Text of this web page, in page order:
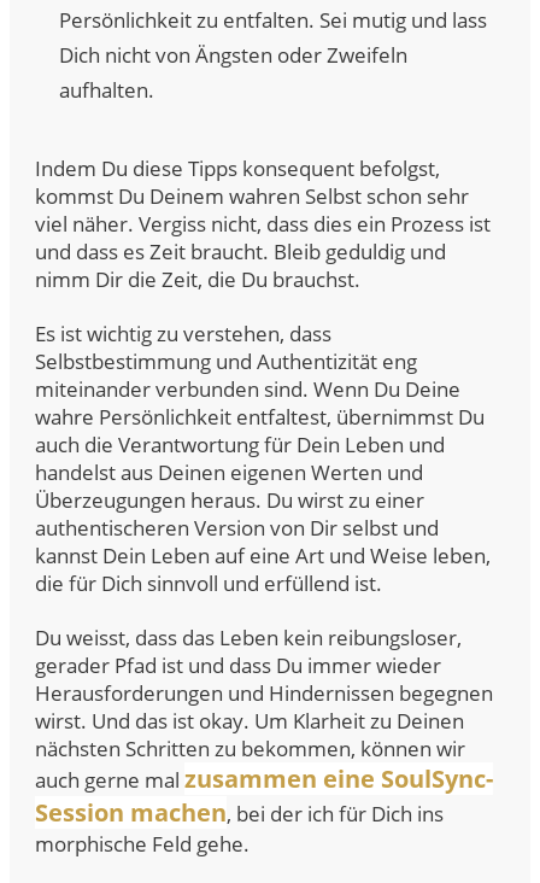
Persönlichkeit zu entfalten. Sei mutig und lass
Dich nicht von Ängsten oder Zweifeln
aufhalten.
Indem Du diese Tipps konsequent befolgst,
kommst Du Deinem wahren Selbst schon sehr
viel näher. Vergiss nicht, dass dies ein Prozess ist
und dass es Zeit braucht. Bleib geduldig und
nimm Dir die Zeit, die Du brauchst.
Es ist wichtig zu verstehen, dass
Selbstbestimmung und Authentizität eng
miteinander verbunden sind. Wenn Du Deine
wahre Persönlichkeit entfaltest, übernimmst Du
auch die Verantwortung für Dein Leben und
handelst aus Deinen eigenen Werten und
Überzeugungen heraus. Du wirst zu einer
authentischeren Version von Dir selbst und
kannst Dein Leben auf eine Art und Weise leben,
die für Dich sinnvoll und erfüllend ist.
Du weisst, dass das Leben kein reibungsloser,
gerader Pfad ist und dass Du immer wieder
Herausforderungen und Hindernissen begegnen
wirst. Und das ist okay. Um Klarheit zu Deinen
nächsten Schritten zu bekommen, können wir
auch gerne mal zusammen eine SoulSync-
Session machen, bei der ich für Dich ins
morphische Feld gehe.